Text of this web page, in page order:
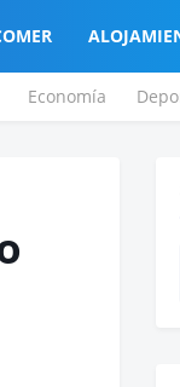
Economía